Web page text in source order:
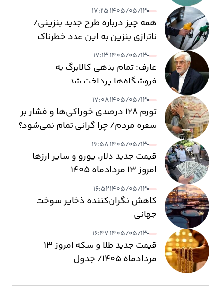
۱۴۰۵/۰۵/۱۳ ۱۷:۲۵
همه چیز درباره طرح جدید بنزینی/
ناترازی بنزین به این عدد خطرناک
می‌رسد
۱۴۰۵/۰۵/۱۳ ۱۷:۱۳
عارف: تمام بدهی کالابرگ به
فروشگاه‌ها پرداخت شد
۱۴۰۵/۰۵/۱۳ ۱۷:۰۸
تورم ۱۲۸ درصدی خوراکی‌ها و فشار بر
سفره مردم/ چرا گرانی تمام نمی‌شود؟
۱۴۰۵/۰۵/۱۳ ۱۶:۵۸
قیمت جدید دلار، یورو و سایر ارزها
امروز ۱۳ مردادماه ۱۴۰۵
۱۴۰۵/۰۵/۱۳ ۱۶:۵۲
کاهش نگران‌کننده ذخایر سوخت
جهانی
۱۴۰۵/۰۵/۱۳ ۱۶:۴۷
قیمت جدید طلا و سکه امروز ۱۳
مردادماه ۱۴۰۵/ جدول